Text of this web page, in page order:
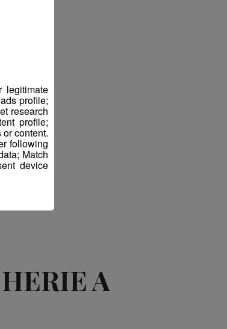
A
profile;
research
profile;
content.
following
Match
device